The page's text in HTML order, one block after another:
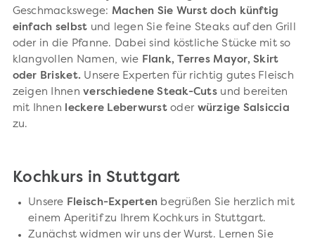
Geschmackswege: Machen Sie Wurst doch künftig
einfach selbst und legen Sie feine Steaks auf den Grill
oder in die Pfanne. Dabei sind köstliche Stücke mit so
klangvollen Namen, wie Flank, Terres Mayor, Skirt
oder Brisket. Unsere Experten für richtig gutes Fleisch
zeigen Ihnenverschiedene Steak-Cuts und bereiten
mit Ihnen
leckere Leberwurstoder würzige Salsiccia
zu.
Kochkurs in Stuttgart
Unsere Fleisch-Experten begrüßen Sie herzlich mit
einem Aperitif zu Ihrem Kochkurs in Stuttgart.
Zunächst widmen wir uns der Wurst. Lernen Sie